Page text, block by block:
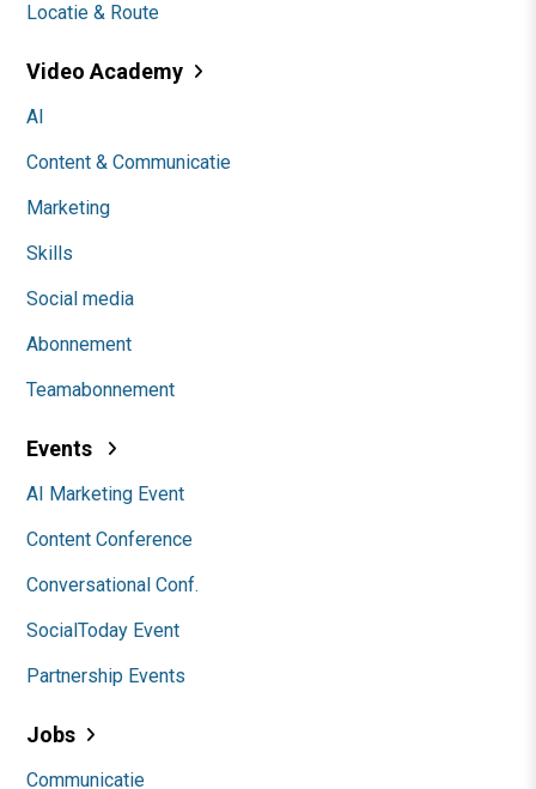
Locatie & Route
Video Academy
AI
Content & Communicatie
Marketing
Skills
Social media
Abonnement
Teamabonnement
Events
AI Marketing Event
Content Conference
Conversational Conf.
SocialToday Event
Partnership Events
Jobs
Communicatie